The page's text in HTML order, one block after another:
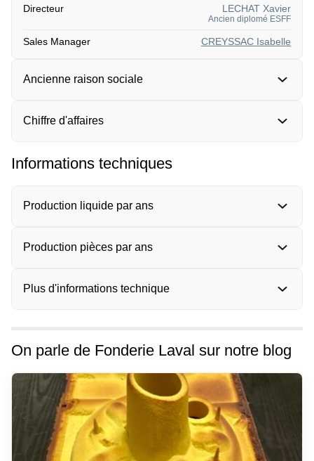
Directeur LECHAT Xavier
Ancien diplomé ESFF
Sales Manager CREYSSAC Isabelle
Ancienne raison sociale
Chiffre d'affaires
Informations techniques
Production liquide par ans
Production pièces par ans
Plus d'informations technique
On parle de Fonderie Laval sur notre blog